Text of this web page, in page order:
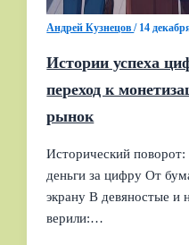
Андрей Кузнецов/ 14
Истории успеха
переход к
рынок
Исторический поворот:
деньги за цифру От
экрану В девяностые и
верили:…